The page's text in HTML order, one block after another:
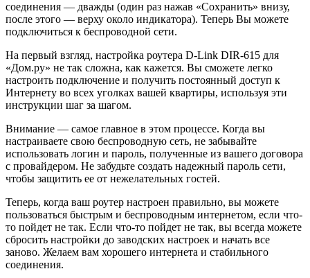
соединения — дважды (один раз нажав «Сохранить» внизу,
после этого — верху около индикатора). Теперь Вы можете
подключиться к беспроводной сети.
На первый взгляд, настройка роутера D-Link DIR-615 для
«Дом.ру» не так сложна, как кажется. Вы сможете легко
настроить подключение и получить постоянный доступ к
Интернету во всех уголках вашей квартиры, используя эти
инструкции шаг за шагом.
Внимание — самое главное в этом процессе. Когда вы
настраиваете свою беспроводную сеть, не забывайте
использовать логин и пароль, полученные из вашего договора
с провайдером. Не забудьте создать надежный пароль сети,
чтобы защитить ее от нежелательных гостей.
Теперь, когда ваш роутер настроен правильно, вы можете
пользоваться быстрым и беспроводным интернетом, если что-
то пойдет не так. Если что-то пойдет не так, вы всегда можете
сбросить настройки до заводских настроек и начать все
заново. Желаем вам хорошего интернета и стабильного
соединения.